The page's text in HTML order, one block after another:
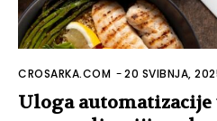
CROSARKA.COM -20 SVIBNJA,
Uloga automatizacije